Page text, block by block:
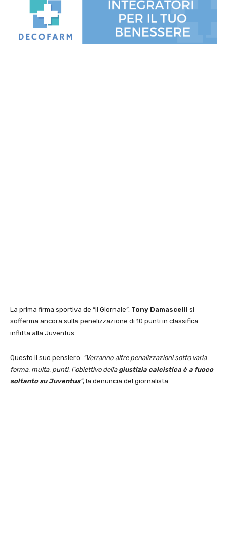
La prima firma sportiva de “Il Giornale”, Tony Damascelli si
sofferma ancora sulla penelizzazione di 10 punti in classifica
inflitta alla Juventus.
Questo il suo pensiero: “Verranno altre penalizzazioni sotto varia
forma, multa, punti, l`obiettivo della giustizia calcistica è a fuoco
soltanto su Juventus“, la denuncia del giornalista.